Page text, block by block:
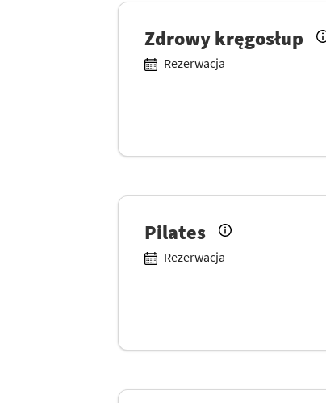
Zdrowy kręgosłup
Rezerwacja
Pilates
Rezerwacja